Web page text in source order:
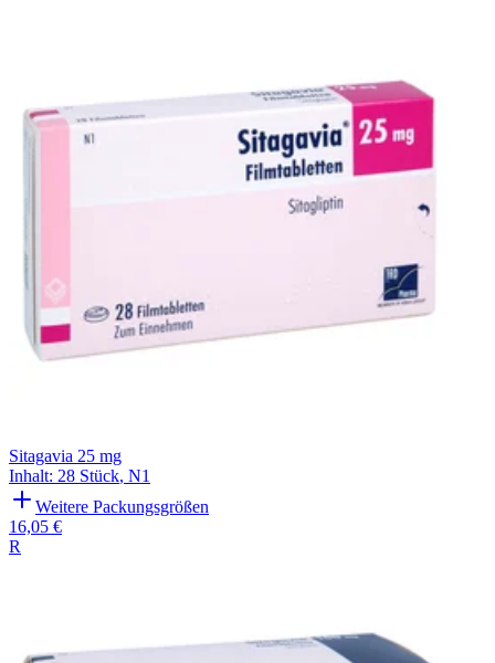
Sitagavia 25 mg
Inhalt: 28 Stück, N1
Weitere Packungsgrößen
16,05 €
R